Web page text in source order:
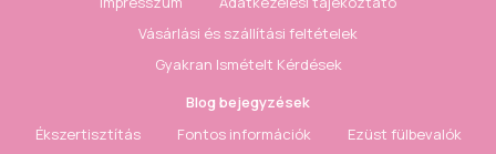
Vásárlási és szállítási feltételek
Gyakran Ismételt Kérdések
Blog bejegyzések
Ékszertisztítás
Fontos információk
Ezüst fülbevalók